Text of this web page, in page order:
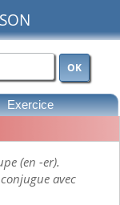
OK
Exercice
(en -er).
avec